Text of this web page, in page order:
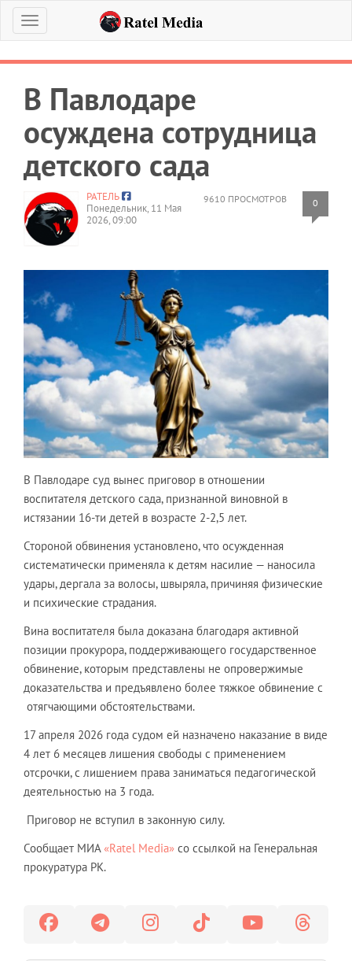
Меню
В Павлодаре
осуждена сотрудница
детского сада
9610 ПРОСМОТРОВ 0
РАТЕЛЬ
Понедельник, 11 Мая
2026, 09:00
В Павлодаре суд вынес приговор в отношении
воспитателя детского сада, признанной виновной в
истязании 16-ти детей в возрасте 2-2,5 лет.
Стороной обвинения установлено, что осужденная
систематически применяла к детям насилие — наносила
удары, дергала за волосы, швыряла, причиняя физические
и психические страдания.
Вина воспитателя была доказана благодаря активной
позиции прокурора, поддерживающего государственное
обвинение, которым представлены не опровержимые
доказательства и предъявлено более тяжкое обвинение с
отягчающими обстоятельствами.
17 апреля 2026 года судом ей назначено наказание в виде
4 лет 6 месяцев лишения свободы с применением
отсрочки, с лишением права заниматься педагогической
деятельностью на 3 года.
Приговор не вступил в законную силу.
Сообщает МИА «Ratel Media» со ссылкой на Генеральная
прокуратура РК.